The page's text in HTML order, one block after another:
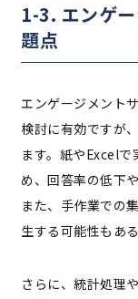
1-3. エンゲ
題点
エンゲージメント
検討に有効ですが
ます。紙やExcel
め、回答率の低下
また、手作業での
生する可能性もあ
さらに、統計処理